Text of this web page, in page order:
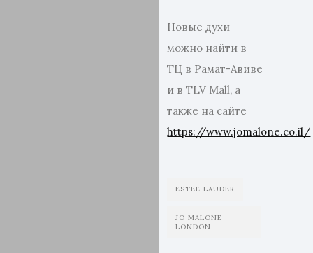
Новые духи
можно найти в
ТЦ в Рамат-Авиве
и в TLV Mall, а
также на сайте
https://www.jomalone.co.il/
ESTEE LAUDER
JO MALONE
LONDON